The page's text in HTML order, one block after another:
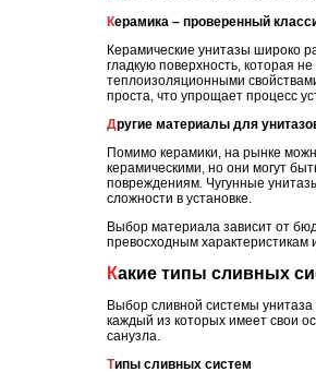
Керамика – проверенный
Керамические унитазы широко
гладкую поверхность, которая
теплоизоляционными
проста, что упрощает процесс
Другие материалы для
Помимо керамики, на рынке
керамическими, но они могут
повреждениям. Чугунные
сложности в установке.
Выбор материала зависит от
превосходным характеристикам
Какие типы сливных
Выбор сливной системы унитаза
каждый из которых имеет свои
санузла.
Типы сливных систем